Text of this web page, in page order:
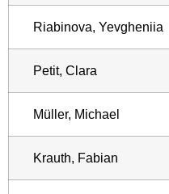
Riabinova, Yevgheniia
Petit, Clara
Müller, Michael
Krauth, Fabian